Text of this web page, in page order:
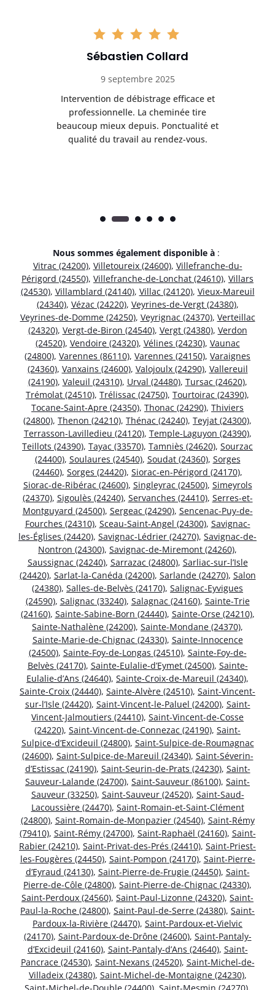
Sébastien Collard
9 septembre 2025
Intervention de débistrage efficace et
professionnelle. La cheminée tire
beaucoup mieux depuis. Ponctualité et
qualité du travail au rendez-vous.
Nous sommes également disponible à :
Vitrac (24200), Villetoureix (24600), Villefranche-du-
Périgord (24550), Villefranche-de-Lonchat (24610), Villars
(24530), Villamblard (24140), Villac (24120), Vieux-Mareuil
(24340), Vézac (24220), Veyrines-de-Vergt (24380),
Veyrines-de-Domme (24250), Veyrignac (24370), Verteillac
(24320), Vergt-de-Biron (24540), Vergt (24380), Verdon
(24520), Vendoire (24320), Vélines (24230), Vaunac
(24800), Varennes (86110), Varennes (24150), Varaignes
(24360), Vanxains (24600), Valojoulx (24290), Vallereuil
(24190), Valeuil (24310), Urval (24480), Tursac (24620),
Trémolat (24510), Trélissac (24750), Tourtoirac (24390),
Tocane-Saint-Apre (24350), Thonac (24290), Thiviers
(24800), Thenon (24210), Thénac (24240), Teyjat (24300),
Terrasson-Lavilledieu (24120), Temple-Laguyon (24390),
Teillots (24390), Tayac (33570), Tamniès (24620), Sourzac
(24400), Soulaures (24540), Soudat (24360), Sorges
(24460), Sorges (24420), Siorac-en-Périgord (24170),
Siorac-de-Ribérac (24600), Singleyrac (24500), Simeyrols
(24370), Sigoulès (24240), Servanches (24410), Serres-et-
Montguyard (24500), Sergeac (24290), Sencenac-Puy-de-
Fourches (24310), Sceau-Saint-Angel (24300), Savignac-
les-Églises (24420), Savignac-Lédrier (24270), Savignac-de-
Nontron (24300), Savignac-de-Miremont (24260),
Saussignac (24240), Sarrazac (24800), Sarliac-sur-l’Isle
(24420), Sarlat-la-Canéda (24200), Sarlande (24270), Salon
(24380), Salles-de-Belvès (24170), Salignac-Eyvigues
(24590), Salignac (33240), Salagnac (24160), Sainte-Trie
(24160), Sainte-Sabine-Born (24440), Sainte-Orse (24210),
Sainte-Nathalène (24200), Sainte-Mondane (24370),
Sainte-Marie-de-Chignac (24330), Sainte-Innocence
(24500), Sainte-Foy-de-Longas (24510), Sainte-Foy-de-
Belvès (24170), Sainte-Eulalie-d’Eymet (24500), Sainte-
Eulalie-d’Ans (24640), Sainte-Croix-de-Mareuil (24340),
Sainte-Croix (24440), Sainte-Alvère (24510), Saint-Vincent-
sur-l’Isle (24420), Saint-Vincent-le-Paluel (24200), Saint-
Vincent-Jalmoutiers (24410), Saint-Vincent-de-Cosse
(24220), Saint-Vincent-de-Connezac (24190), Saint-
Sulpice-d’Excideuil (24800), Saint-Sulpice-de-Roumagnac
(24600), Saint-Sulpice-de-Mareuil (24340), Saint-Séverin-
d’Estissac (24190), Saint-Seurin-de-Prats (24230), Saint-
Sauveur-Lalande (24700), Saint-Sauveur (86100), Saint-
Sauveur (33250), Saint-Sauveur (24520), Saint-Saud-
Lacoussière (24470), Saint-Romain-et-Saint-Clément
(24800), Saint-Romain-de-Monpazier (24540), Saint-Rémy
(79410), Saint-Rémy (24700), Saint-Raphaël (24160), Saint-
Rabier (24210), Saint-Privat-des-Prés (24410), Saint-Priest-
les-Fougères (24450), Saint-Pompon (24170), Saint-Pierre-
d’Eyraud (24130), Saint-Pierre-de-Frugie (24450), Saint-
Pierre-de-Côle (24800), Saint-Pierre-de-Chignac (24330),
Saint-Perdoux (24560), Saint-Paul-Lizonne (24320), Saint-
Paul-la-Roche (24800), Saint-Paul-de-Serre (24380), Saint-
Pardoux-la-Rivière (24470), Saint-Pardoux-et-Vielvic
(24170), Saint-Pardoux-de-Drône (24600), Saint-Pantaly-
d’Excideuil (24160), Saint-Pantaly-d’Ans (24640), Saint-
Pancrace (24530), Saint-Nexans (24520), Saint-Michel-de-
Villadeix (24380), Saint-Michel-de-Montaigne (24230),